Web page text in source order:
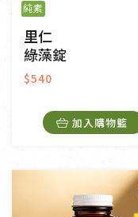
純素
里仁
綠藻錠
$540
加入購物籃